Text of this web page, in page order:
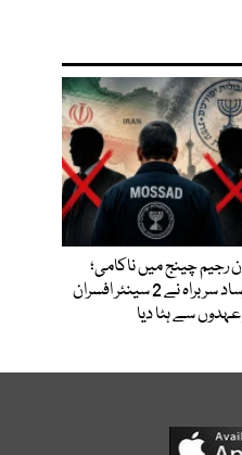
رجیم چینج میں ناکامی؛
موساد سربراہ نے 2 سینئر افسران
سے ہٹا دیا